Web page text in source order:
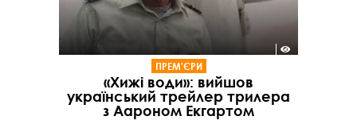
ПРЕМ'ЄРИ
«Хижі води»: вийшов
український трейлер трилера
з Аароном Екгартом